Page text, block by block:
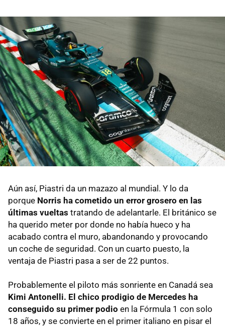
Aún así, Piastri da un mazazo al mundial. Y lo da
porque Norris ha cometido un error grosero en las
últimas vueltas tratando de adelantarle. El británico se
ha querido meter por donde no había hueco y ha
acabado contra el muro, abandonando y provocando
un coche de seguridad. Con un cuarto puesto, la
ventaja de Piastri pasa a ser de 22 puntos.
Probablemente el piloto más sonriente en Canadá sea
Kimi Antonelli. El chico prodigio de Mercedes ha
conseguido su primer podio en la Fórmula 1 con solo
18 años, y se convierte en el primer italiano en pisar el